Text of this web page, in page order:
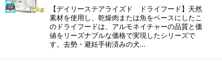
【デイリーステアライズド ドライフード】天然
素材を使用し、乾燥肉または魚をベースにしたこ
のドライフードは、アルモネイチャーの品質と価
値をリーズナブルな価格で実現したシリーズで
す。去勢・避妊手術済みの犬…